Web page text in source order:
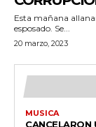
Esta mañana
esposado. Se...
20 marzo, 2023
MUSICA
CANCELARON